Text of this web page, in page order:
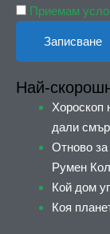
Приемам
Най-
Хороскоп
дали
Отново
Румен
Кой дом
Коя